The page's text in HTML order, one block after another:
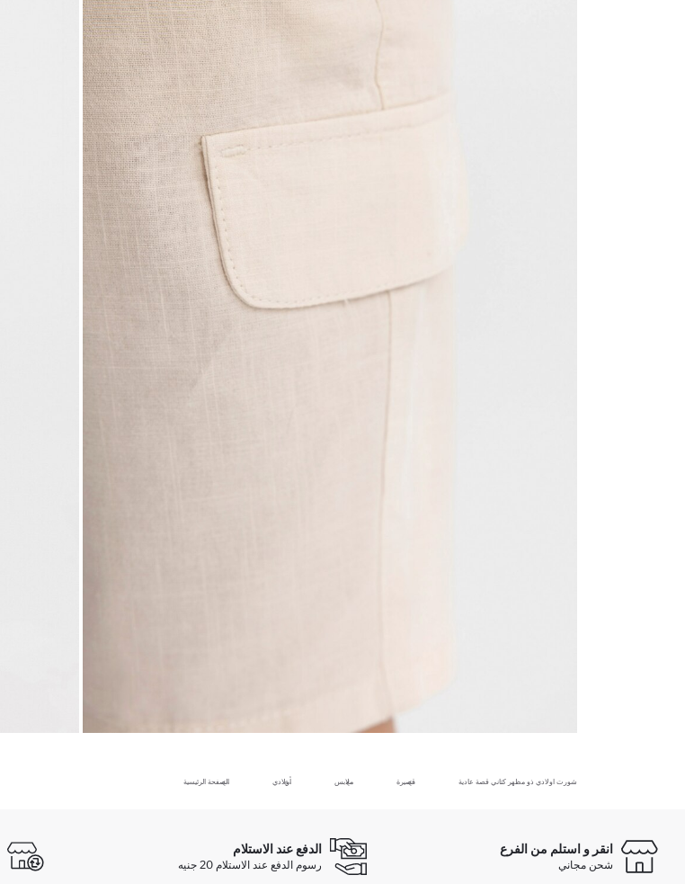
الصفحة الرئيسية أولادي ملابس قصيرة شورت اولادي ذو مظهر كتاني قصة عادية
انقر و استلم من الفرع
شحن مجاني
الدفع عند الاستلام
رسوم الدفع عند الاستلام 20 جنيه